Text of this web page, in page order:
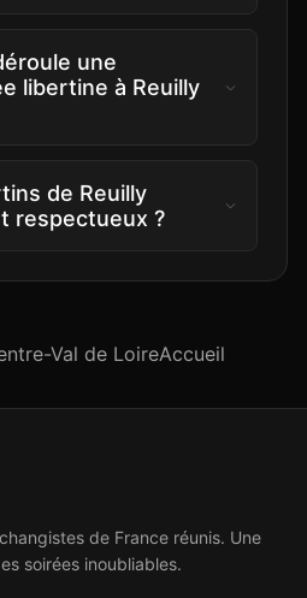
une
libertine à Reuilly
de Reuilly
respectueux ?
Val de LoireAccueil
de France réunis. Une
soirées inoubliables.